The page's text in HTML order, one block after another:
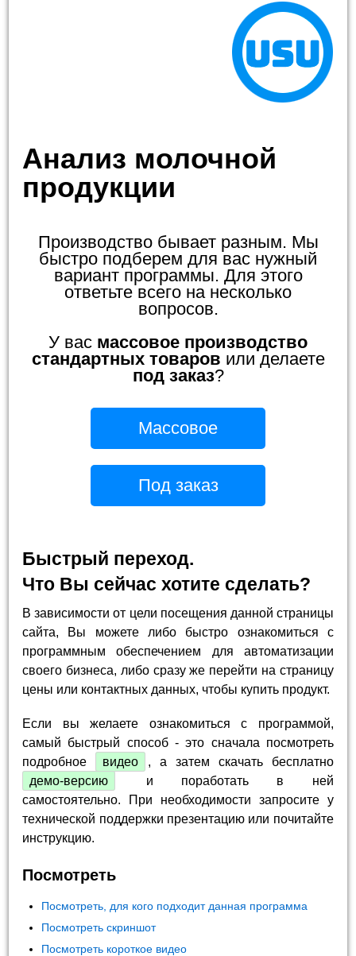
Анализ молочной
продукции
Производство бывает разным. Мы
быстро подберем для вас нужный
вариант программы. Для этого
ответьте всего на несколько
вопросов.
У вас массовое производство
стандартных товаров или делаете
под заказ?
Массовое
Под заказ
Быстрый переход.
Что Вы сейчас хотите сделать?
В зависимости от цели посещения данной страницы
сайта, Вы можете либо быстро ознакомиться с
программным обеспечением для автоматизации
своего бизнеса, либо сразу же перейти на страницу
цены или контактных данных, чтобы купить продукт.
Если вы желаете ознакомиться с программой,
самый быстрый способ - это сначала посмотреть
подробное
видео
, а затем скачать бесплатно
демо-версию
и поработать в ней
самостоятельно. При необходимости запросите у
технической поддержки презентацию или почитайте
инструкцию.
Посмотреть
Посмотреть, для кого подходит данная программа
Посмотреть скриншот
Посмотреть короткое видео